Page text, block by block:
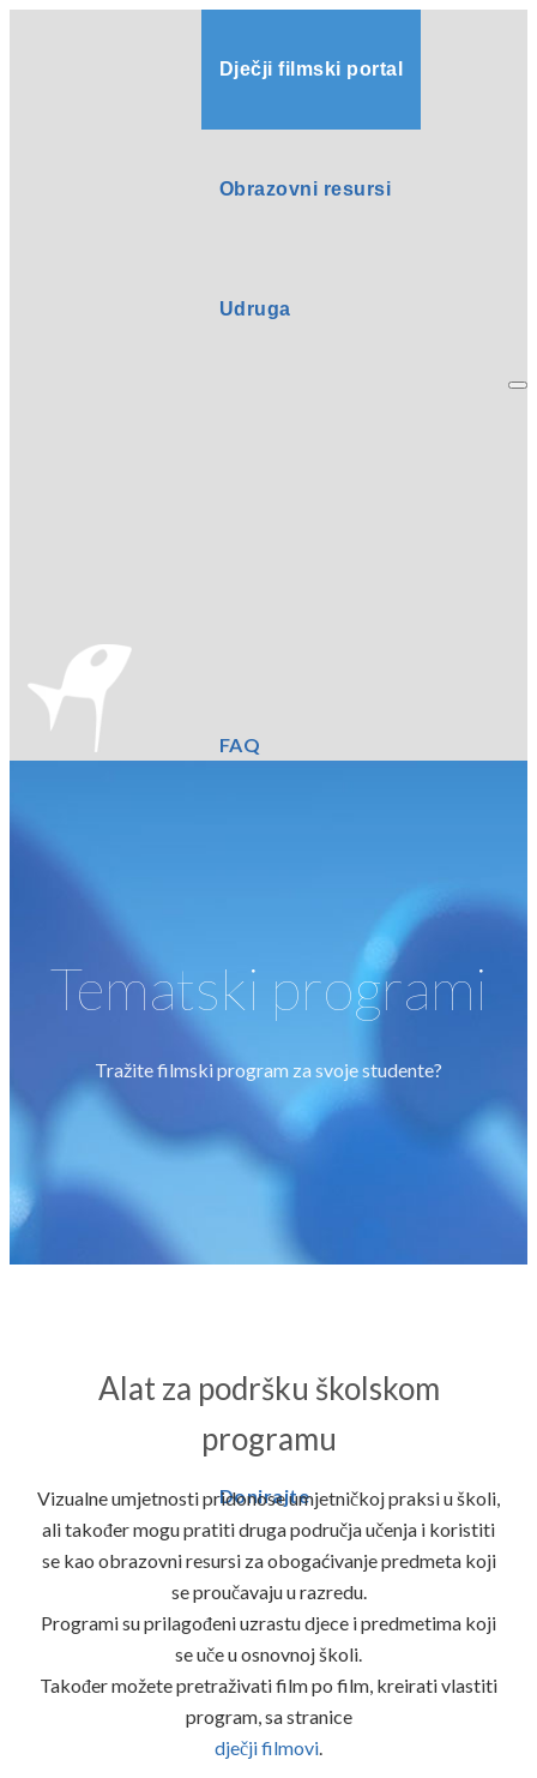
Dječji filmski portal
Obrazovni resursi
Udruga
FAQ
Donirajte
Tematski programi
Tražite filmski program za svoje studente?
Alat za podršku školskom
programu
Vizualne umjetnosti pridonose umjetničkoj praksi u školi,
ali također mogu pratiti druga područja učenja i koristiti
se kao obrazovni resursi za obogaćivanje predmeta koji
se proučavaju u razredu.
Programi su prilagođeni uzrastu djece i predmetima koji
se uče u osnovnoj školi.
Također možete pretraživati ​​film po film, kreirati vlastiti
program, sa stranice
dječji filmovi